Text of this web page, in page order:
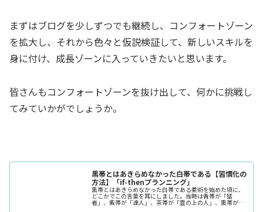
まずはブログを少しずつでも継続し、コンフォートゾーン
を拡大し、それから色々と仮説検証して、新しいスキルを
身に付け、成長ゾーンに入っていきたいと思います。
皆さんもコンフォートゾーンを抜け出して、何かに挑戦し
てみていかがでしょうか。
黒帯とはあきらめなかった白帯である【習慣化の
方法】「if-thenプランニング」
黒帯とはあきらめなかった白帯である柔術を始めた頃に、
どこかでこの言葉を耳にしました。当時は青帯が「猛
者」、紫帯が「達人」、茶帯が「雲の上の人」、黒帯が